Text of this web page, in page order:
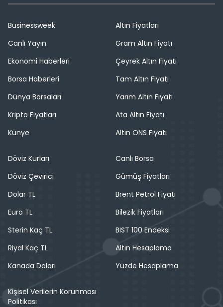
Businessweek
Canlı Yayın
Ekonomi Haberleri
Borsa Haberleri
Dünya Borsaları
Kripto Fiyatları
Künye
Altın Fiyatları
Gram Altın Fiyatı
Çeyrek Altın Fiyatı
Tam Altın Fiyatı
Yarım Altın Fiyatı
Ata Altın Fiyatı
Altın ONS Fiyatı
Döviz Kurları
Döviz Çevirici
Dolar TL
Euro TL
Sterin Kaç TL
Riyal Kaç TL
Kanada Doları
Canlı Borsa
Gümüş Fiyatları
Brent Petrol Fiyatı
Bilezik Fiyatları
BIST 100 Endeksi
Altın Hesaplama
Yüzde Hesaplama
Kişisel Verilerin Korunması
Politikası